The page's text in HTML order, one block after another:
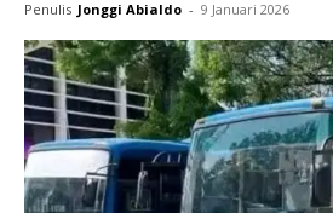
Penulis Jonggi Abialdo - 9 Januari 2026